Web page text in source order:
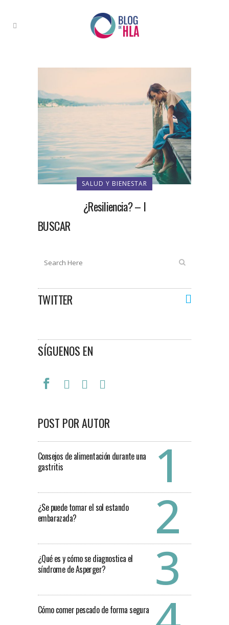
SALUD Y BIENESTAR
¿Resiliencia? – I
BUSCAR
TWITTER
SÍGUENOS EN
POST POR AUTOR
Consejos de alimentación durante una
gastritis
¿Se puede tomar el sol estando
embarazada?
¿Qué es y cómo se diagnostica el
síndrome de Asperger?
Cómo comer pescado de forma segura